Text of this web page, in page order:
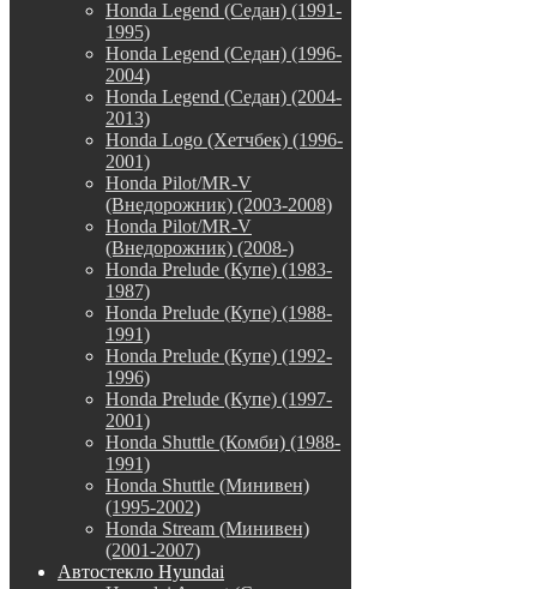
Honda Legend (Седан) (1991-
1995)
Honda Legend (Седан) (1996-
2004)
Honda Legend (Седан) (2004-
2013)
Honda Logo (Хетчбек) (1996-
2001)
Honda Pilot/MR-V
(Внедорожник) (2003-2008)
Honda Pilot/MR-V
(Внедорожник) (2008-)
Honda Prelude (Купе) (1983-
1987)
Honda Prelude (Купе) (1988-
1991)
Honda Prelude (Купе) (1992-
1996)
Honda Prelude (Купе) (1997-
2001)
Honda Shuttle (Комби) (1988-
1991)
Honda Shuttle (Минивен)
(1995-2002)
Honda Stream (Минивен)
(2001-2007)
Автостекло Hyundai